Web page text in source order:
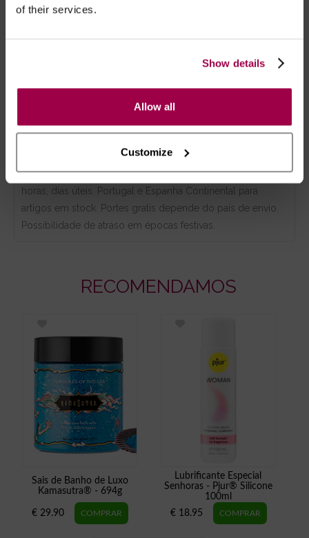
of their services.
Show details
Allow all
Customize
morna para remover qualquer resíduo.
- *Entrega em 24 horas para pedidos antes das 16:00 h.
Após as 16:00 h, a sua encomenda será entregue em 48
horas, dias úteis. Portugal e Espanha Continental para
artigos em stock. Portes gratis depende do país de envio.
Possibilidade de atraso em épocas festivas.
RECOMENDAMOS
Sais de Banho de Luxo
Kamasutra® - 694g
€ 29.90
Lubrificante Especial
Senhoras - Pjur® Silicone
100ml
€ 18.95